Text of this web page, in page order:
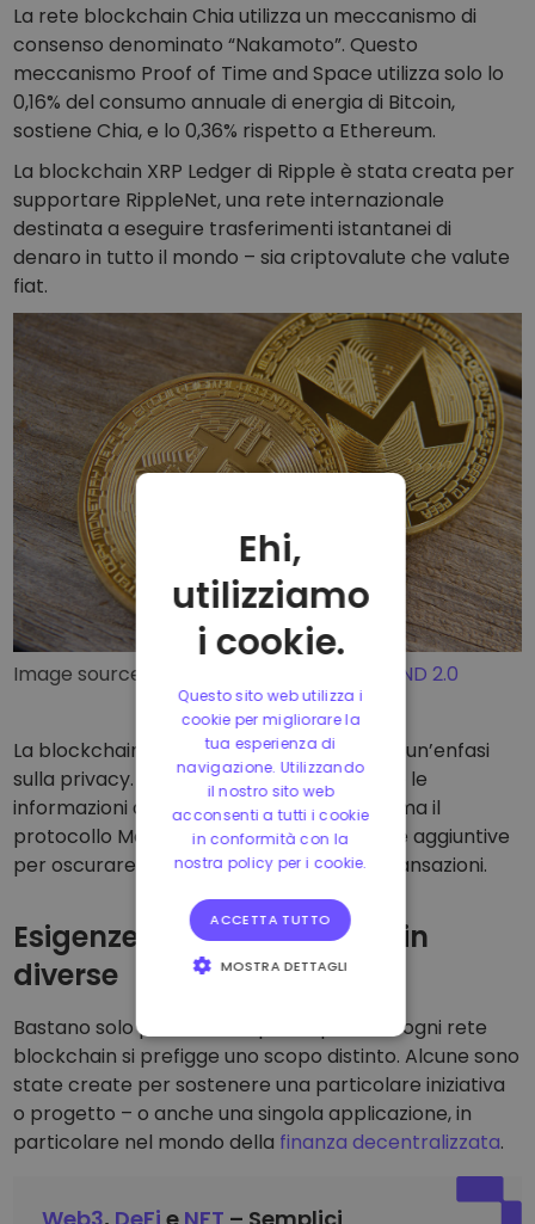
La rete blockchain Chia utilizza un meccanismo di
consenso denominato “Nakamoto”. Questo
meccanismo Proof of Time and Space utilizza solo lo
0,16% del consumo annuale di energia di Bitcoin,
sostiene Chia, e lo 0,36% rispetto a Ethereum.
La blockchain XRP Ledger di Ripple è stata creata per
supportare RippleNet, una rete internazionale
destinata a eseguire trasferimenti istantanei di
denaro in tutto il mondo – sia criptovalute che valute
fiat.
Image source: CC BY-ND 2.0
La blockchain Monero è stata creata con un’enfasi
sulla privacy. Tutte le blockchain criptano le
informazioni di identificazione personale, ma il
protocollo Monero include caratteristiche aggiuntive
per oscurare tutte le informazioni sulle transazioni.
Esigenze diverse, Blockchain
diverse
Bastano solo pochi minuti per capire che ogni rete
blockchain si prefigge uno scopo distinto. Alcune sono
state create per sostenere una particolare iniziativa
o progetto – o anche una singola applicazione, in
particolare nel mondo della finanza decentralizzata.
Ehi,
utilizziamo
i cookie.
Questo sito web utilizza i
cookie per migliorare la
tua esperienza di
navigazione. Utilizzando
il nostro sito web
acconsenti a tutti i cookie
in conformità con la
nostra policy per i cookie.
ACCETTA TUTTO
MOSTRA DETTAGLI
PERFORMANCE
TARGETING